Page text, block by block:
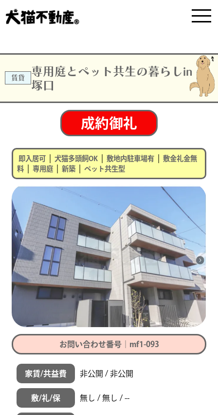
賃貸
専用庭とペット共生の暮らしin
塚口
成約御礼
即入居可 犬猫多頭飼OK 敷地内駐車場有
敷金礼金無
料
専用庭 新築 ペット共生型
お問い合わせ番号｜mf1-093
家賃/共益費 非公開 / 非公開
敷/礼/保 無し / 無し / --